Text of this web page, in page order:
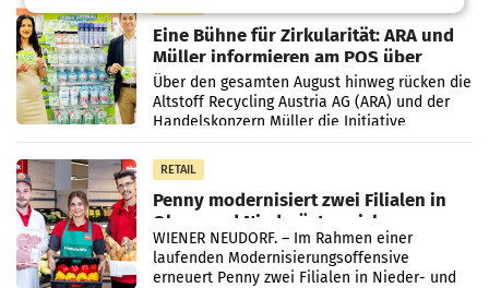
Eine Bühne für Zirkularität: ARA und
Müller informieren am POS über
Kreislauffähigkeit
Über den gesamten August hinweg rücken die
Altstoff Recycling Austria AG (ARA) und der
Handelskonzern Müller die Initiative
„Kreislauf-Helden“ in allen österreichischen
Müller-Filialen
RETAIL
Penny modernisiert zwei Filialen in
Ober- und Niederösterreich
WIENER NEUDORF. – Im Rahmen einer
laufenden Modernisierungsoffensive
erneuert Penny zwei Filialen in Nieder- und